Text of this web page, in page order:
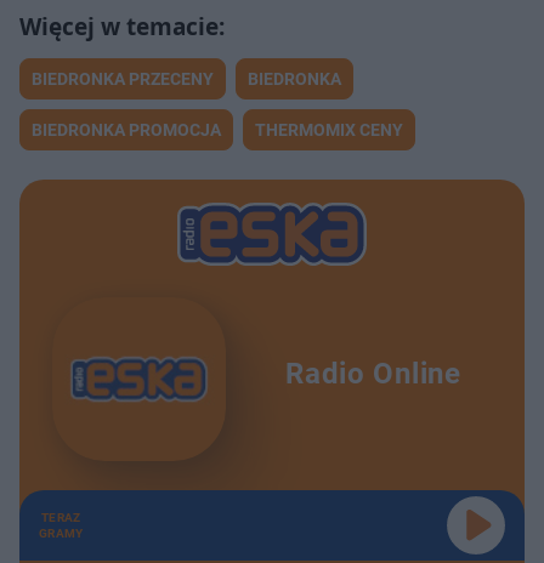
BIEDRONKA PRZECENY BIEDRONKA
BIEDRONKA PROMOCJA THERMOMIX CENY
Radio Online
TERAZ
GRAMY